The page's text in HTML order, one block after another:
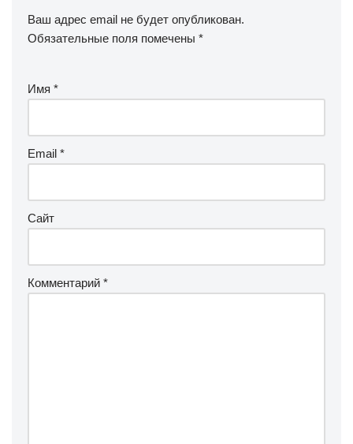
Ваш адрес email не будет опубликован.
Обязательные поля помечены *
Имя *
Email *
Сайт
Комментарий *